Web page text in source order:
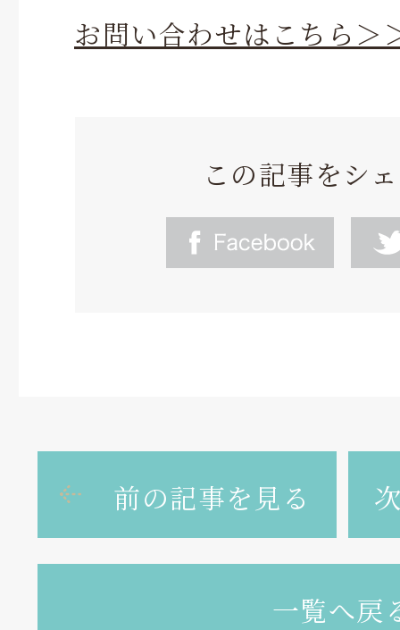
お問い合わせはこちら＞
この記事をシ
前の記事を見る
一覧へ戻